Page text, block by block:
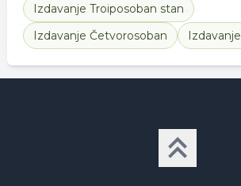
Izdavanje Troiposoban stan
Izdavanje Četvorosoban Izdavanje